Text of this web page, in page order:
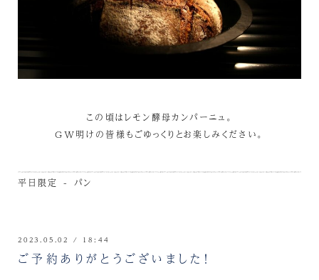
この頃はレモン酵母カンパーニュ。
GW明けの皆様もごゆっくりとお楽しみください。
平日限定 - パン
2023.05.02 / 18:44
ご予約ありがとうございました！